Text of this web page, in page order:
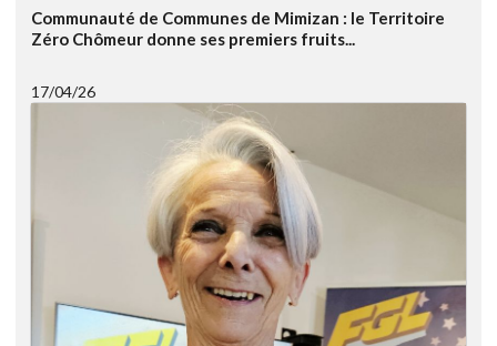
Communauté de Communes de Mimizan : le Territoire
Zéro Chômeur donne ses premiers fruits...
17/04/26